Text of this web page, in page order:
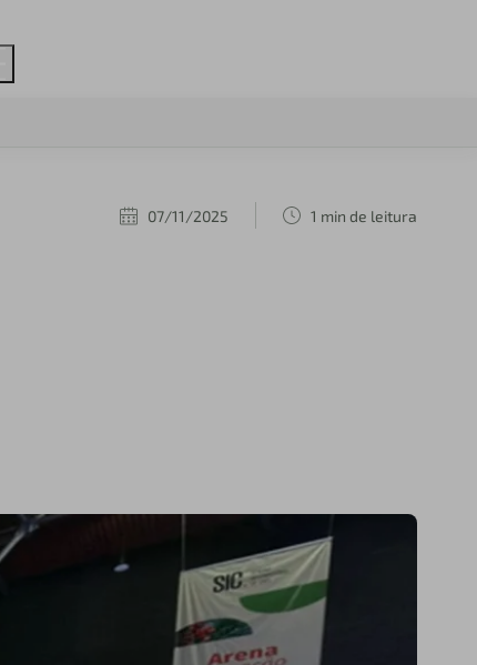
07/11/2025 1 min de leitura